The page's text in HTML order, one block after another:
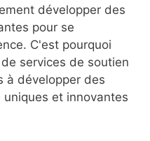
développer des
pour se
C'est pourquoi
services de soutien
à développer des
et innovantes